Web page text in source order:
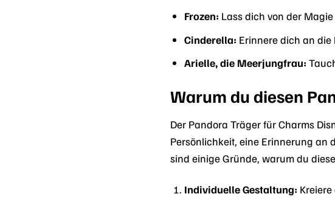
Frozen: Lass dich von der
Cinderella: Erinnere dich an
Arielle, die Meerjungfrau:
Warum du diesen
Der Pandora Träger für Charms
Persönlichkeit, eine Erinnerung an
sind einige Gründe, warum du
Individuelle Gestaltung: